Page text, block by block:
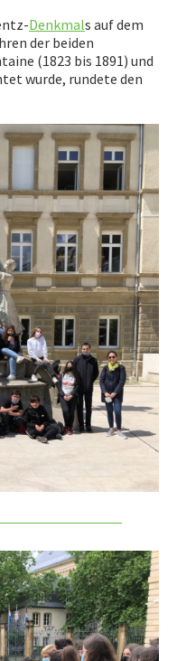
Denkmals auf dem
der beiden
(1823 bis 1891) und
wurde, rundete den